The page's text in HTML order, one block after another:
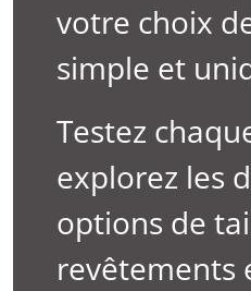
votre choix
simple et
Testez
explorez les
options de
revêtements